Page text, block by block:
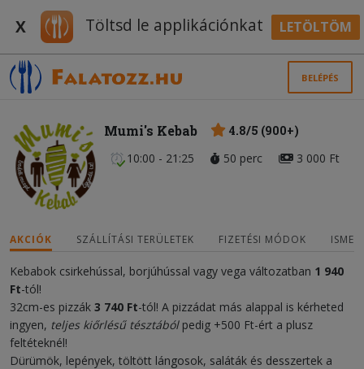
X Töltsd le applikációnkat LETÖLTÖM
BELÉPÉS
Mumi's Kebab
4.8/5 (900+)
10:00 - 21:25
50 perc 3 000 Ft
AKCIÓK SZÁLLÍTÁSI TERÜLETEK FIZETÉSI MÓDOK
Kebabok csirkehússal, borjúhússal vagy vega változatban 1 940
Ft-tól!
32cm-es pizzák 3 740 Ft-tól! A pizzádat más alappal is kérheted
ingyen, teljes kiőrlésű tésztából pedig +500 Ft-ért a plusz
feltéteknél!
Dürümök, lepények, töltött lángosok, saláták és desszertek a